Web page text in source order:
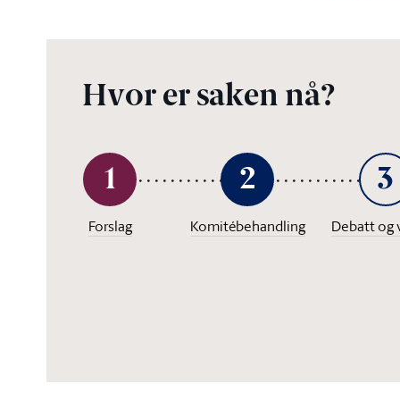
Hvor er saken nå?
1
Forslag
2
Komitébehandling
3
Debatt og